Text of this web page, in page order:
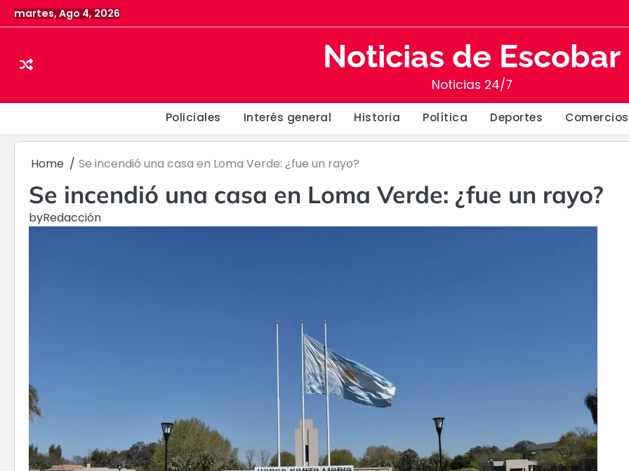
Skip
to
martes, Ago 4, 2026
Noticias de Escobar
Noticias 24/7
Policiales Interés general Historia Política Deportes Comercios
Home Se incendió una casa en Loma Verde: ¿fue un rayo?
Se incendió una casa en Loma Verde: ¿fue un rayo?
byRedacción